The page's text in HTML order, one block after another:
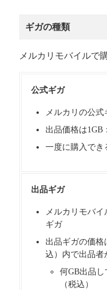
ギガの種類
メルカリモバイルで
公式ギガ
メルカリの公式
出品価格は1GB
一度に購入でき
出品ギガ
メルカリモバイ
ギガ
出品ギガの価格
込）内で出品者
何GB出品し
（税込）